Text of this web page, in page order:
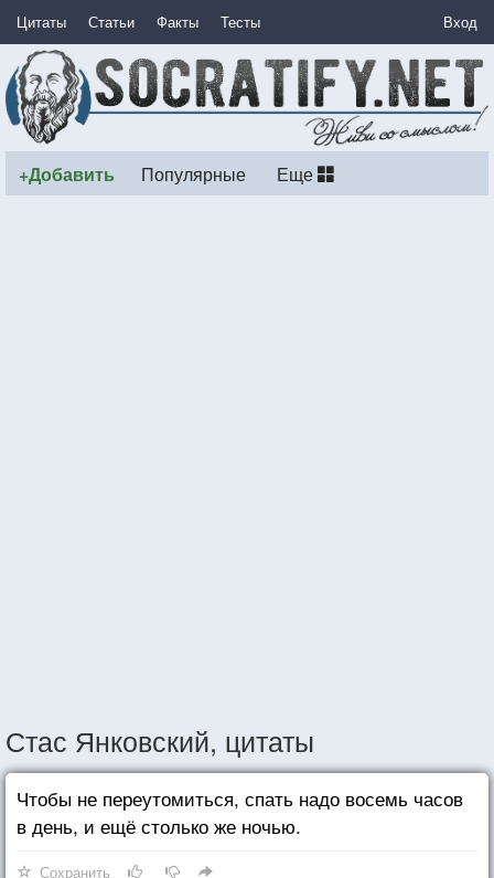
Цитаты Статьи Факты Тесты Вход
+Добавить Популярные Еще
Стас Янковский, цитаты
Чтобы не переутомиться, спать надо восемь часов
в день, и ещё столько же ночью.
Сохранить